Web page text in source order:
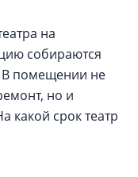
на
собираются
В помещении не
но и
какой срок театр